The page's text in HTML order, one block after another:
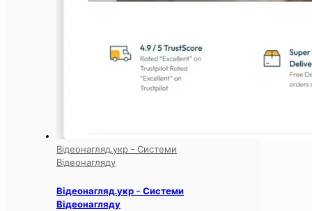
Відеонагляд.укр – Системи
Відеонагляду
Відеонагляд.укр – Системи
Відеонагляду